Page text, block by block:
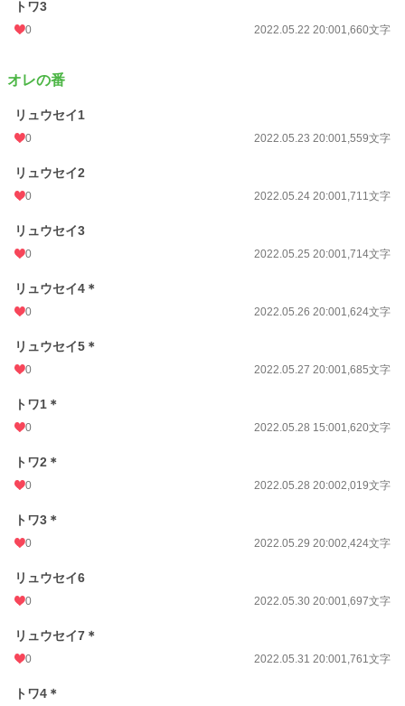
初回完結日時
週間ポイント
累計ポイント
トワ3
0 2022.05.22 20:001,660文字
オレの番
リュウセイ1
0 2022.05.23 20:001,559文字
リュウセイ2
0 2022.05.24 20:001,711文字
リュウセイ3
0 2022.05.25 20:001,714文字
リュウセイ4＊
0 2022.05.26 20:001,624文字
リュウセイ5＊
0 2022.05.27 20:001,685文字
トワ1＊
0 2022.05.28 15:001,620文字
トワ2＊
0 2022.05.28 20:002,019文字
トワ3＊
0 2022.05.29 20:002,424文字
リュウセイ6
0 2022.05.30 20:001,697文字
リュウセイ7＊
0 2022.05.31 20:001,761文字
トワ4＊